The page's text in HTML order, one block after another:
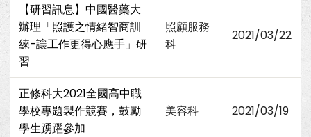
【研習訊息】中國醫藥大
辦理「照護之情緒智商訓
練-讓工作更得心應手」研
習
照顧服務
科
2021/03/22
正修科大2021全國高中職
學校專題製作競賽，鼓勵
學生踴躍參加
美容科 2021/03/19